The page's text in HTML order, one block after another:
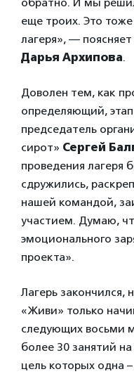
еще троих. Это
лагеря», —
Дарья Архипова.
Доволен тем, как
определяющий,
председатель
сирот» Сергей
проведения лагеря
сдружились,
нашей командой,
участием. Думаю,
эмоционального
проекта».
Лагерь закончился,
«Живи» только
следующих восьми
более 30 занятий
цель которых одна